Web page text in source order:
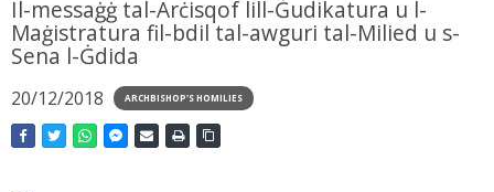
Il-messaġġ tal-Arċisqof lill-Ġudikatura u l-
Maġistratura fil-bdil tal-awguri tal-Milied u s-
Sena l-Ġdida
20/12/2018 ARCHBISHOP'S HOMILIES